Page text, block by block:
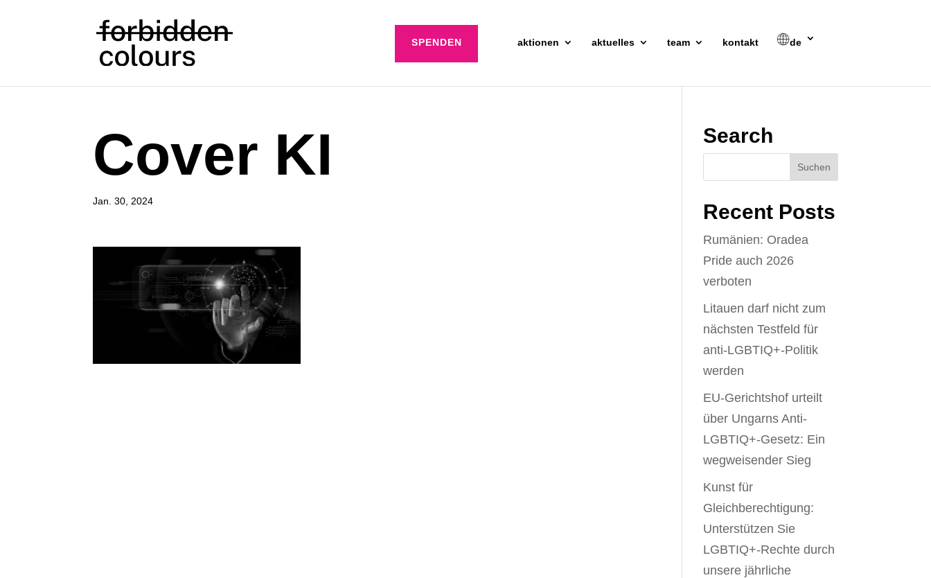
SPENDEN aktionen aktuelles team kontakt de
Cover KI
Jan. 30, 2024
Search
Recent Posts
Rumänien: Oradea
Pride auch 2026
verboten
Litauen darf nicht zum
nächsten Testfeld für
anti-LGBTIQ+-Politik
werden
EU-Gerichtshof urteilt
über Ungarns Anti-
LGBTIQ+-Gesetz: Ein
wegweisender Sieg
Kunst für
Gleichberechtigung:
Unterstützen Sie
LGBTIQ+-Rechte durch
unsere jährliche